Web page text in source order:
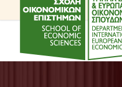
ΤΟ ΤΜΗΜΑ